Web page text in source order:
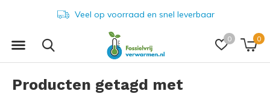
0 0
Veel op voorraad en snel leverbaar
Producten getagd met